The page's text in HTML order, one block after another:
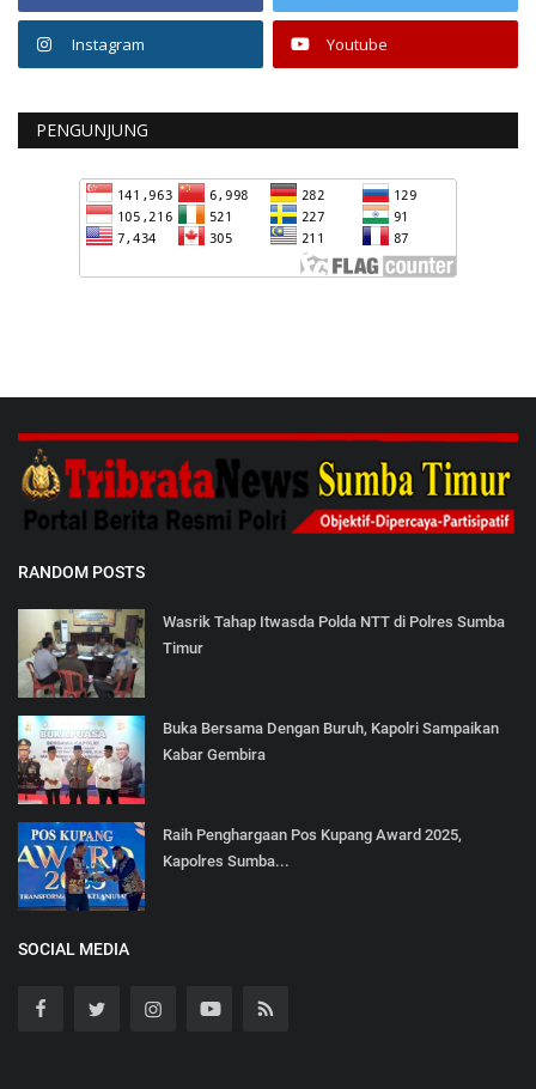
Instagram Youtube
PENGUNJUNG
RANDOM POSTS
Wasrik Tahap Itwasda Polda NTT di Polres Sumba
Timur
Buka Bersama Dengan Buruh, Kapolri Sampaikan
Kabar Gembira
Raih Penghargaan Pos Kupang Award 2025,
Kapolres Sumba...
SOCIAL MEDIA